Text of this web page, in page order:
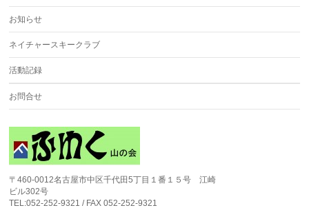
お知らせ
ネイチャースキークラブ
活動記録
お問合せ
〒460-0012名古屋市中区千代田5丁目１番１５号 江崎
ビル302号
TEL:052-252-9321 / FAX 052-252-9321